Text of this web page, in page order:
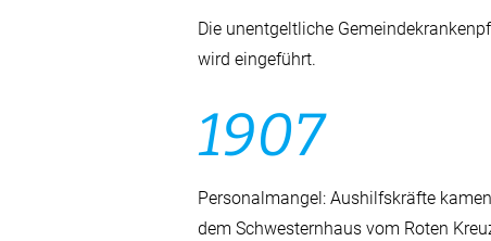
Die unentgeltliche
wird eingeführt.
1907
Personalmangel: Aushilfskräfte
dem Schwesternhaus vom Roten